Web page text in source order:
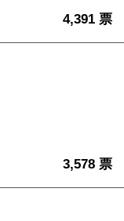
4,391 票
3,578 票